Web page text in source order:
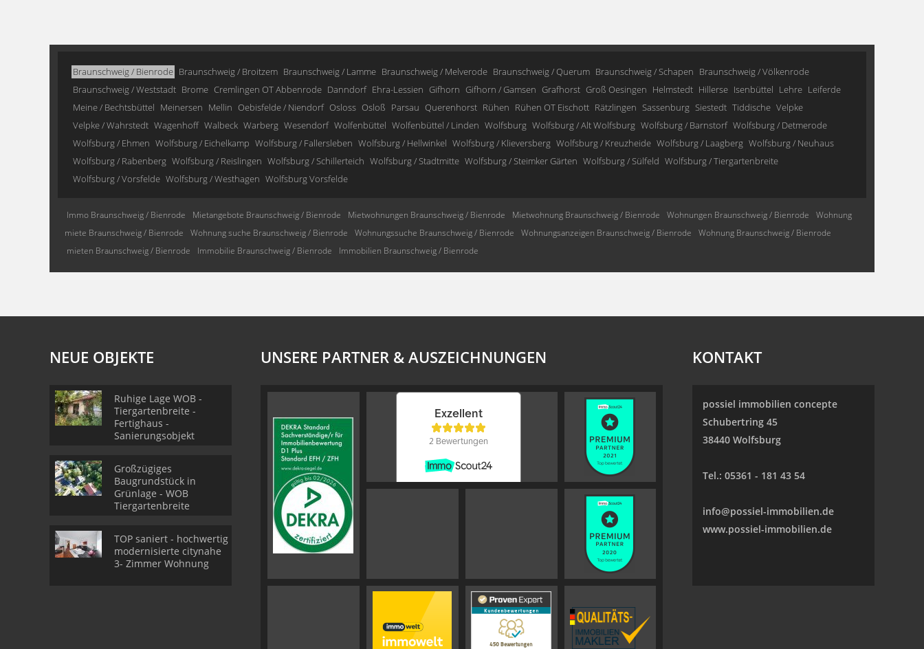
Braunschweig / Bienrode Braunschweig / Broitzem Braunschweig / Lamme Braunschweig / Melverode Braunschweig / Querum Braunschweig / Schapen Braunschweig / Völkenrode
Braunschweig / Weststadt Brome Cremlingen OT Abbenrode Danndorf Ehra-Lessien Gifhorn Gifhorn / Gamsen Grafhorst Groß Oesingen Helmstedt Hillerse Isenbüttel Lehre Leiferde
Meine / Bechtsbüttel Meinersen Mellin Oebisfelde / Niendorf Osloss Osloß Parsau Querenhorst Rühen Rühen OT Eischott Rätzlingen Sassenburg Siestedt Tiddische Velpke
Velpke / Wahrstedt Wagenhoff Walbeck Warberg Wesendorf Wolfenbüttel Wolfenbüttel / Linden Wolfsburg Wolfsburg / Alt Wolfsburg Wolfsburg / Barnstorf Wolfsburg / Detmerode
Wolfsburg / Ehmen Wolfsburg / Eichelkamp Wolfsburg / Fallersleben Wolfsburg / Hellwinkel Wolfsburg / Klieversberg Wolfsburg / Kreuzheide Wolfsburg / Laagberg Wolfsburg / Neuhaus
Wolfsburg / Rabenberg Wolfsburg / Reislingen Wolfsburg / Schillerteich Wolfsburg / Stadtmitte Wolfsburg / Steimker Gärten Wolfsburg / Sülfeld Wolfsburg / Tiergartenbreite
Wolfsburg / Vorsfelde Wolfsburg / Westhagen Wolfsburg Vorsfelde
Immo Braunschweig / Bienrode Mietangebote Braunschweig / Bienrode Mietwohnungen Braunschweig / Bienrode Mietwohnung Braunschweig / Bienrode Wohnungen Braunschweig / Bienrode
Wohnung
miete Braunschweig / Bienrode
Wohnung suche Braunschweig / Bienrode Wohnungssuche Braunschweig / Bienrode Wohnungsanzeigen Braunschweig / Bienrode
Wohnung Braunschweig / Bienrode
mieten Braunschweig / Bienrode
Immobilie Braunschweig / Bienrode Immobilien Braunschweig / Bienrode
NEUE OBJEKTE
Ruhige Lage WOB -
Tiergartenbreite -
Fertighaus -
Sanierungsobjekt
Großzügiges
Baugrundstück in
Grünlage - WOB
Tiergartenbreite
TOP saniert - hochwertig
modernisierte citynahe
3- Zimmer Wohnung
UNSERE PARTNER & AUSZEICHNUNGEN KONTAKT
possiel immobilien concepte
Schubertring 45
38440 Wolfsburg
Tel.: 05361 - 181 43 54
info@possiel-immobilien.de
www.possiel-immobilien.de